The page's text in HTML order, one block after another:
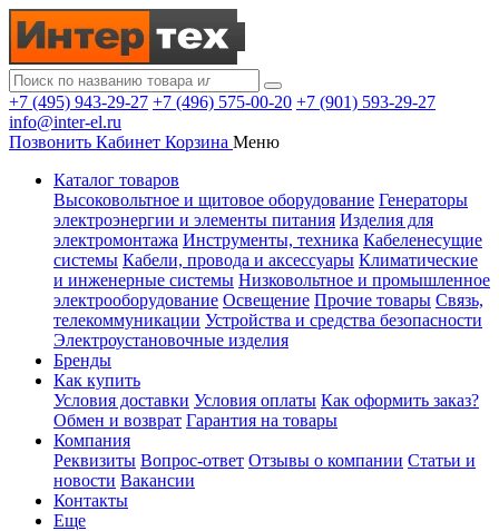
+7 (495) 943-29-27 +7 (496) 575-00-20 +7 (901) 593-29-27
info@inter-el.ru
Позвонить Кабинет Корзина Меню
Каталог товаров
Высоковольтное и щитовое оборудование Генераторы
электроэнергии и элементы питания Изделия для
электромонтажа Инструменты, техника Кабеленесущие
системы Кабели, провода и аксессуары Климатические
и инженерные системы Низковольтное и промышленное
электрооборудование Освещение Прочие товары Связь,
телекоммуникации Устройства и средства безопасности
Электроустановочные изделия
Бренды
Как купить
Условия доставки Условия оплаты Как оформить заказ?
Обмен и возврат Гарантия на товары
Компания
Реквизиты Вопрос-ответ Отзывы о компании Статьи и
новости Вакансии
Контакты
Еще